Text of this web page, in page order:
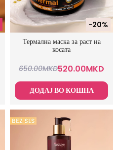
-20%
Термална маска за раст на
косата
650.00MKD520.00MKD
ДОДАЈ ВО КОШНА